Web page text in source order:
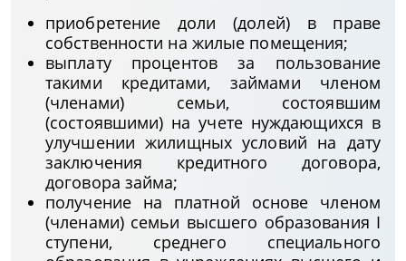
приобретение доли (долей) в праве
собственности на жилые помещения;
выплату процентов за пользование
такими кредитами, займами членом
(членами) семьи, состоявшим
(состоявшими) на учете нуждающихся в
улучшении жилищных условий на дату
заключения кредитного договора,
договора займа;
получение на платной основе членом
(членами) семьи высшего образования I
ступени, среднего специального